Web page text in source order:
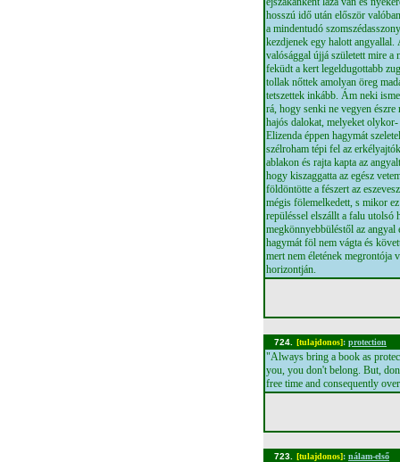
hosszú idő után először
a mindentudó
kezdjenek egy halott angyallal.
valósággal újjá született mire
feküdt a kert legeldugottabb
tollak nőttek amolyan öreg
tetszettek inkább. Ám neki
rá, hogy senki ne vegyen
hajós dalokat, melyeket
Elizenda éppen hagymát
szélroham tépi fel az
ablakon és rajta kapta az
hogy kiszaggatta az egész
földöntötte a fészert az
mégis fölemelkedett, s mikor
repüléssel elszállt a falu utolsó
megkönnyebbüléstől az angyal
hagymát föl nem vágta és
mert nem életének megrontója
horizontján.
724. [tulajdonos]: protection
"Always bring a book as
you, you don't belong. But,
free time and consequently
723. [tulajdonos]: nálam-első